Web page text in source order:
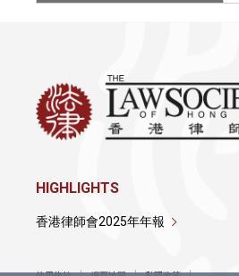
HIGHLIGHTS
香港律師會2025年年報